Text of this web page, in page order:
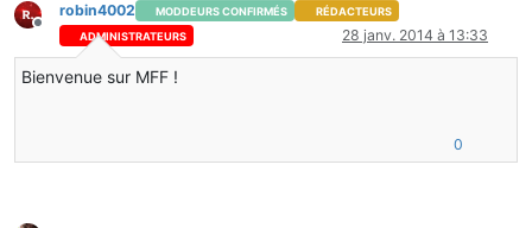
Hors-ligne
robin4002 MODDEURS CONFIRMÉS
RÉDACTEURS
ADMINISTRATEURS
28 janv. 2014 à 13:33
Bienvenue sur MFF !
0